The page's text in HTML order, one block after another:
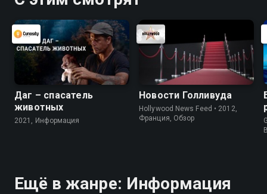
Даг – спасатель
животных
2021, Информация
Новости Голливуда
Hollywood News Feed • 2012,
Франция, Обзор
Ещё в жанре: Информация